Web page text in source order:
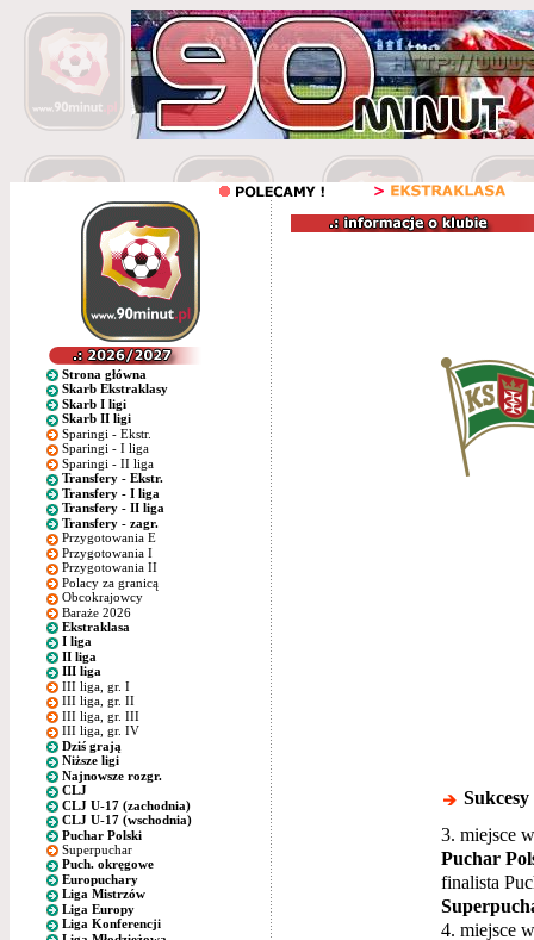
Strona główna
Skarb Ekstraklasy
Skarb I ligi
Skarb II ligi
Sparingi - Ekstr.
Sparingi - I liga
Sparingi - II liga
Transfery - Ekstr.
Transfery - I liga
Transfery - II liga
Transfery - zagr.
Przygotowania E
Przygotowania I
Przygotowania II
Polacy za granicą
Obcokrajowcy
Baraże 2026
Ekstraklasa
I liga
II liga
III liga
III liga, gr. I
III liga, gr. II
III liga, gr. III
III liga, gr. IV
Dziś grają
Niższe ligi
Najnowsze rozgr.
CLJ
CLJ U-17 (zachodnia)
CLJ U-17 (wschodnia)
Puchar Polski
Superpuchar
Puch. okręgowe
Europuchary
Liga Mistrzów
Liga Europy
Liga Konferencji
Sukcesy
3. miejsce
Puchar
finalista
4. miejsce